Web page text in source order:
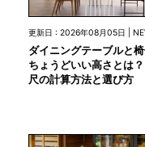
更新日 : 2026年08月05日 |
ダイニングテーブルと
ちょうどいい高さとは
尺の計算方法と選び方